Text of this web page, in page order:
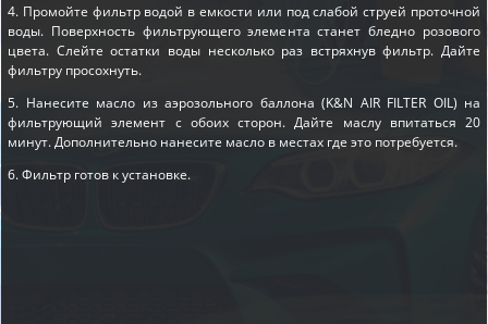
4. Промойте фильтр водой в емкости или под слабой струей проточной
воды. Поверхность фильтрующего элемента станет бледно розового
цвета. Слейте остатки воды несколько раз встряхнув фильтр. Дайте
фильтру просохнуть.
5. Нанесите масло из аэрозольного баллона (K&N AIR FILTER OIL) на
фильтрующий элемент с обоих сторон. Дайте маслу впитаться 20
минут. Дополнительно нанесите масло в местах где это потребуется.
6. Фильтр готов к установке.